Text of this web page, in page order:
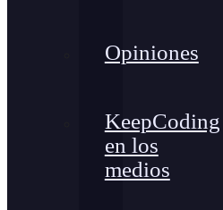
Opiniones
KeepCoding
en los
medios